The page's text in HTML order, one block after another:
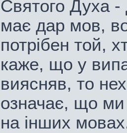
Святого Духа
має дар мов,
потрібен той,
каже, що у
виясняв, то
означає, що
на інших